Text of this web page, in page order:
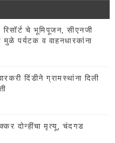
रिसॉर्ट चे भूमिपूजन, सीएनजी
पर्यटक व वाहनधारकांना
दिंडीने ग्रामस्थांना दिली
दोन्हींचा मृत्यू, चंदगड